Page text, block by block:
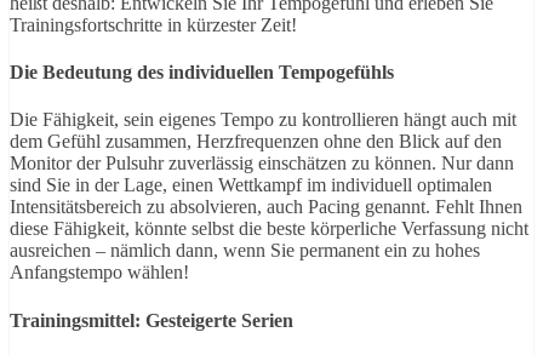
Trainingsfortschritte in kürzester Zeit!
Die Bedeutung des individuellen Tempogefühls
Die Fähigkeit, sein eigenes Tempo zu kontrollieren hängt auch mit
dem Gefühl zusammen, Herzfrequenzen ohne den Blick auf den
Monitor der Pulsuhr zuverlässig einschätzen zu können. Nur dann
sind Sie in der Lage, einen Wettkampf im individuell optimalen
Intensitätsbereich zu absolvieren, auch Pacing genannt. Fehlt Ihnen
diese Fähigkeit, könnte selbst die beste körperliche Verfassung nicht
ausreichen – nämlich dann, wenn Sie permanent ein zu hohes
Anfangstempo wählen!
Trainingsmittel: Gesteigerte Serien